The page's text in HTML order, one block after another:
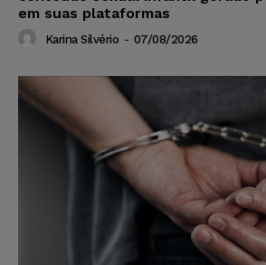
em suas plataformas
Karina Silvério - 07/08/2026